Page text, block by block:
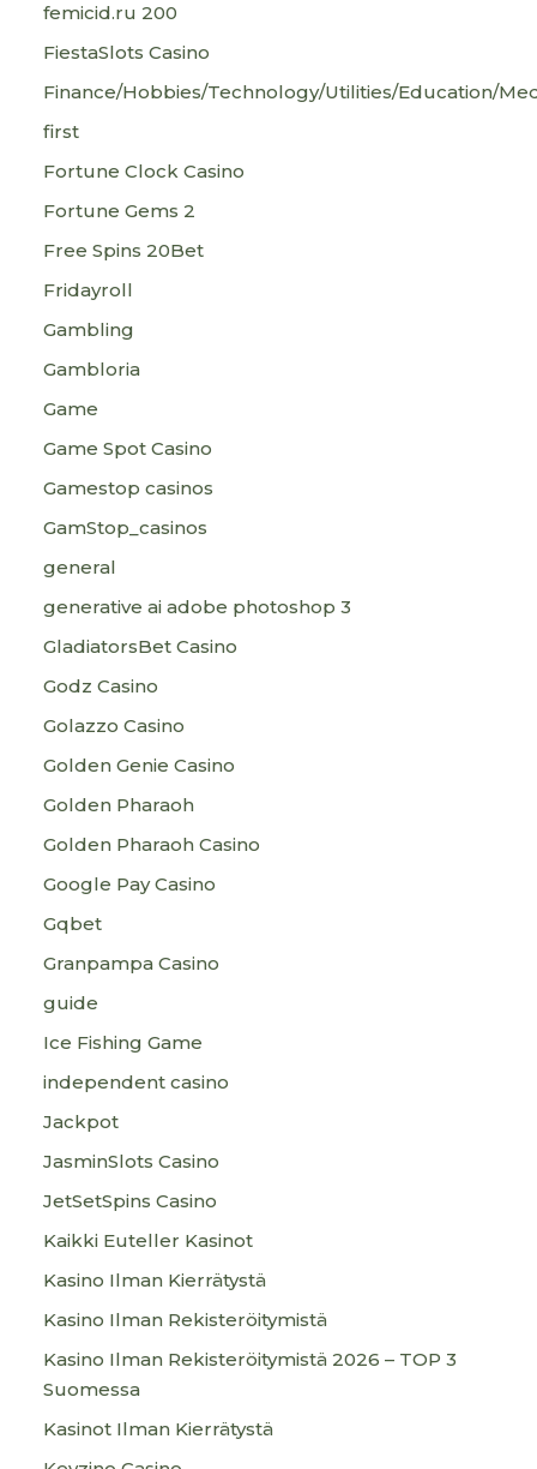
femicid.ru 200
FiestaSlots Casino
Finance/Hobbies/Technology/Utilities/Education/
first
Fortune Clock Casino
Fortune Gems 2
Free Spins 20Bet
Fridayroll
Gambling
Gambloria
Game
Game Spot Casino
Gamestop casinos
GamStop_casinos
general
generative ai adobe photoshop 3
GladiatorsBet Casino
Godz Casino
Golazzo Casino
Golden Genie Casino
Golden Pharaoh
Golden Pharaoh Casino
Google Pay Casino
Gqbet
Granpampa Casino
guide
Ice Fishing Game
independent casino
Jackpot
JasminSlots Casino
JetSetSpins Casino
Kaikki Euteller Kasinot
Kasino Ilman Kierrätystä
Kasino Ilman Rekisteröitymistä
Kasino Ilman Rekisteröitymistä 2026 – TOP 3
Suomessa
Kasinot Ilman Kierrätystä